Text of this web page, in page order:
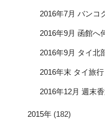
2016年7月 バンコ
2016年9月 函館へ
2016年9月 タイ北
2016年末 タイ旅行
2016年12月 週末
2015年 (182)